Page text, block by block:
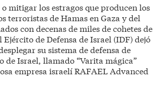
mitigar los estragos que producen los
terroristas de Hamas en Gaza y del
con decenas de miles de cohetes de
de Defensa de Israel (IDF) dejó
su sistema de defensa de
de Israel, llamado “Varita mágica”
empresa israelí RAFAEL Advanced